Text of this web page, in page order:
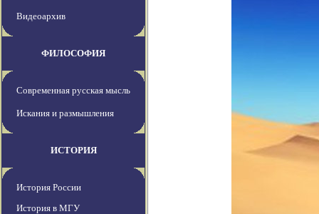
Видеоархив
ФИЛОСОФИЯ
Современная русская мысль
Искания и размышления
ИСТОРИЯ
История России
История в МГУ